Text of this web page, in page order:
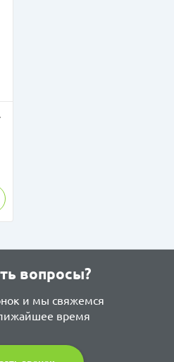
вопросы?
и мы свяжемся
время